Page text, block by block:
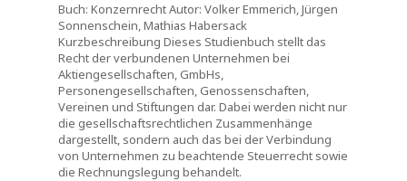
Buch: Konzernrecht Autor: Volker Emmerich, Jürgen
Sonnenschein, Mathias Habersack
Kurzbeschreibung Dieses Studienbuch stellt das
Recht der verbundenen Unternehmen bei
Aktiengesellschaften, GmbHs,
Personengesellschaften, Genossenschaften,
Vereinen und Stiftungen dar. Dabei werden nicht nur
die gesellschaftsrechtlichen Zusammenhänge
dargestellt, sondern auch das bei der Verbindung
von Unternehmen zu beachtende Steuerrecht sowie
die Rechnungslegung behandelt.